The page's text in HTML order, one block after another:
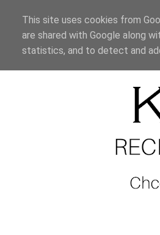
This site uses cookies from
are shared with Google along
statistics, and to detect and